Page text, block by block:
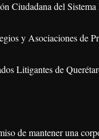
Ciudadana del Sistema
y Asociaciones de
Litigantes de
de mantener una